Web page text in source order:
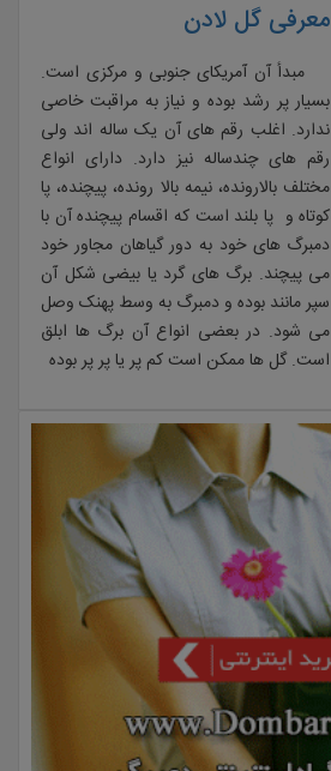
معرفی گل لادن
مبدأ آن آمریکای جنوبی و مرکزی است.
بسیار پر رشد بوده و نیاز به مراقبت خاصی
ندارد. اغلب رقم های آن یک ساله اند ولی
رقم های چندساله نیز دارد. دارای انواع
مختلف بالارونده، نیمه بالا رونده، پیچنده، پا
کوتاه و پا بلند است که اقسام پیچنده آن با
دمبرگ های خود به دور گیاهان مجاور خود
می پیچند. برگ های گرد یا بیضی شکل آن
سپر مانند بوده و دمبرگ به وسط پهنک وصل
می شود. در بعضی انواع آن برگ ها ابلق
است. گل ها ممکن است کم پر یا پر پر بوده